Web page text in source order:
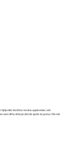
eller berättar om sina upplevelser, och
som vill ha stöd på det/de språk du pratar. Din roll